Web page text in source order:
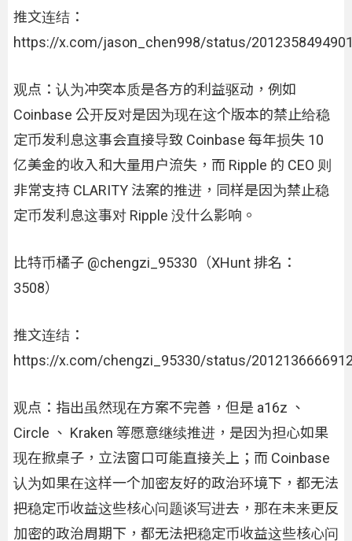
推文连结：
https://x.com/jason_chen998/status/
观点：认为冲突本质是各方的利益驱动，例如
Coinbase 公开反对是因为现在这个版本的禁止给稳
定币发利息这事会直接导致 Coinbase 每年损失 10
亿美金的收入和大量用户流失，而 Ripple 的 CEO 则
非常支持 CLARITY 法案的推进，同样是因为禁止稳
定币发利息这事对 Ripple 没什么影响。
比特币橘子 @chengzi_95330（XHunt 排名：
3508）
推文连结：
https://x.com/chengzi_95330/status/
观点：指出虽然现在方案不完善，但是 a16z 、
Circle 、 Kraken 等愿意继续推进，是因为担心如果
现在掀桌子，立法窗口可能直接关上；而 Coinbase
认为如果在这样一个加密友好的政治环境下，都无法
把稳定币收益这些核心问题谈写进去，那在未来更反
加密的政治周期下，都无法把稳定币收益这些核心问